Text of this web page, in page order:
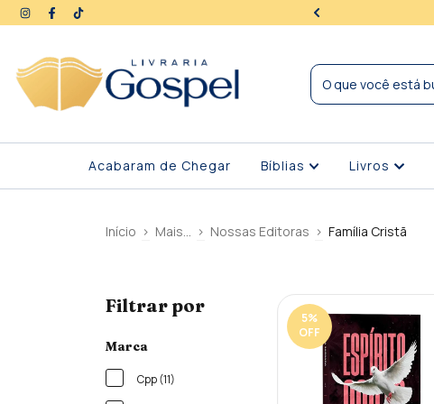
| Seus dados protegidos
Acabaram de Chegar Bíblias Livros
Início > Mais... > Nossas Editoras > Família Cristã
Filtrar por
Marca
Cpp (11)
5%
OFF